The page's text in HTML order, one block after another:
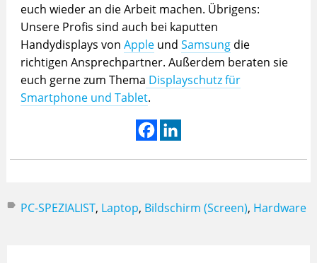
euch wieder an die Arbeit machen. Übrigens:
Unsere Profis sind auch bei kaputten
Handydisplays von Appleund Samsungdie
richtigen Ansprechpartner. Außerdem beraten sie
euch gerne zum Thema Displayschutz für
Smartphone und Tablet.
PC-SPEZIALIST, Laptop, Bildschirm (Screen), Hardware